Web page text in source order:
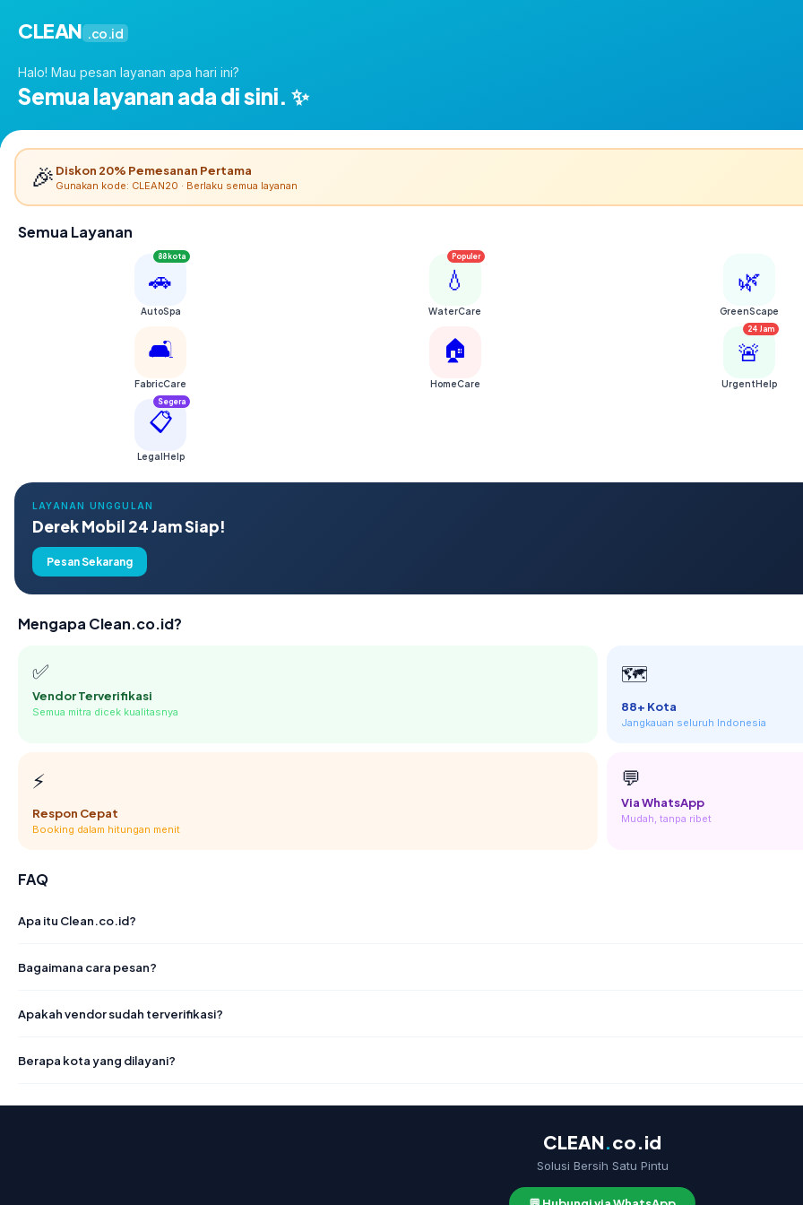
CLEAN .co.id
Halo! Mau pesan layanan apa hari ini?
Semua layanan ada di sini. ✨
🎉 Diskon 20% Pemesanan Pertama
Gunakan kode: CLEAN20 · Berlaku semua layanan
Semua Layanan
🚗
88 kota
AutoSpa
💧
Populer
WaterCare
🌿
GreenScape
🛋️
FabricCare
🏠
HomeCare
🚨
24 Jam
UrgentHelp
📋
Segera
LegalHelp
LAYANAN UNGGULAN
Derek Mobil 24 Jam Siap!
Pesan Sekarang
Mengapa Clean.co.id?
✅
Vendor Terverifikasi
Semua mitra dicek kualitasnya
🗺️
88+ Kota
Jangkauan seluruh Indonesia
⚡
Respon Cepat
Booking dalam hitungan menit
💬
Via WhatsApp
Mudah, tanpa ribet
FAQ
Apa itu Clean.co.id?
Bagaimana cara pesan?
Apakah vendor sudah terverifikasi?
Berapa kota yang dilayani?
CLEAN.co.id
Solusi Bersih Satu Pintu